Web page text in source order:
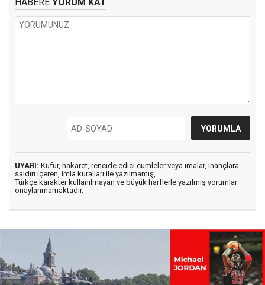
UYARI: Küfür, hakaret, rencide edici cümleler veya imalar, inançlara
saldırı içeren, imla kuralları ile yazılmamış,
Türkçe karakter kullanılmayan ve büyük harflerle yazılmış yorumlar
onaylanmamaktadır.